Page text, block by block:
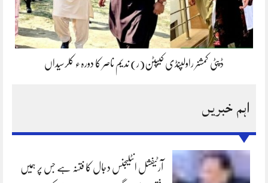
ڈپٹی کمشنر راولپنڈی کیپٹن(ر) ندیم ناصر کا دورہء کلرسیداں
اہم خبریں
آرٹیفشل انٹلیجنس دجال کا فتنہ ہے جس پر ہمیں